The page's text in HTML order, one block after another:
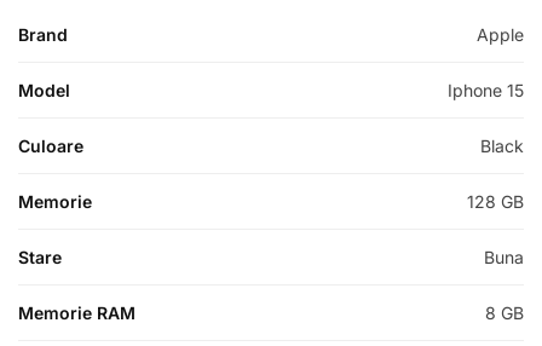
Brand Apple
Model Iphone 15
Culoare Black
Memorie 128 GB
Stare Buna
Memorie RAM 8 GB